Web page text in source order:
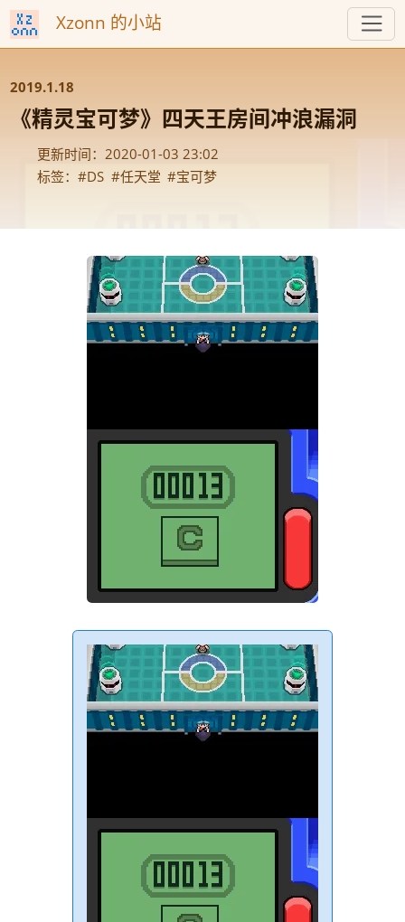
Xzonn 的小站
2019.1.18
《精灵宝可梦》 四天王房间冲浪漏洞
2020-01-03 23:02
DS
任天堂 宝可梦